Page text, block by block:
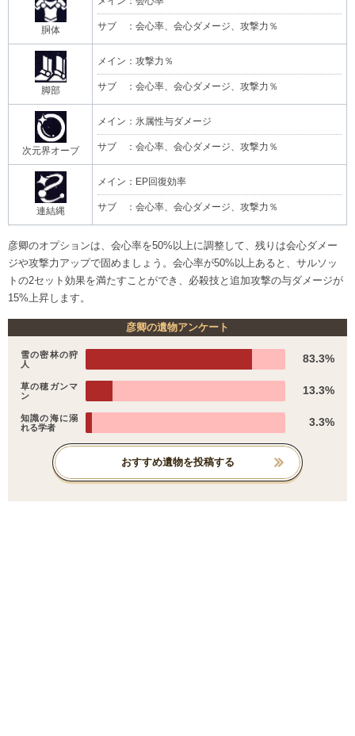
胴体 サブ ：会心率、会心ダメージ、攻撃力％
脚部
メイン：攻撃力％
サブ ：会心率、会心ダメージ、攻撃力％
次元界オーブ
メイン：氷属性与ダメージ
サブ ：会心率、会心ダメージ、攻撃力％
連結縄
メイン：EP回復効率
サブ ：会心率、会心ダメージ、攻撃力％
彦卿のオプションは、会心率を50%以上に調整して、残りは会心ダメー
ジや攻撃力アップで固めましょう。会心率が50%以上あると、サルソッ
トの2セット効果を満たすことができ、必殺技と追加攻撃の与ダメージが
15%上昇します。
彦卿の遺物アンケート
雪の密林の狩
人
83.3%
草の穂ガンマ
ン
13.3%
知識の海に溺
れる学者
3.3%
おすすめ遺物を投稿する